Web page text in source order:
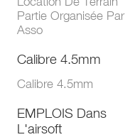
Partie Organisée Par
Asso
Calibre 4.5mm
Calibre 4.5mm
EMPLOIS Dans
L'airsoft